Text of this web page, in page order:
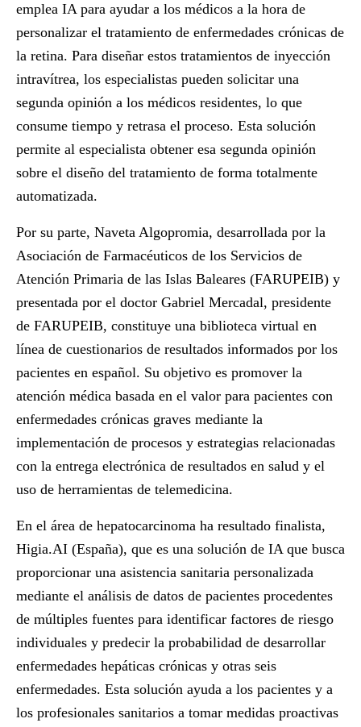
emplea IA para ayudar a los médicos a la hora de
personalizar el tratamiento de enfermedades crónicas de
la retina. Para diseñar estos tratamientos de inyección
intravítrea, los especialistas pueden solicitar una
segunda opinión a los médicos residentes, lo que
consume tiempo y retrasa el proceso. Esta solución
permite al especialista obtener esa segunda opinión
sobre el diseño del tratamiento de forma totalmente
automatizada.
Por su parte, Naveta Algopromia, desarrollada por la
Asociación de Farmacéuticos de los Servicios de
Atención Primaria de las Islas Baleares (FARUPEIB) y
presentada por el doctor Gabriel Mercadal, presidente
de FARUPEIB, constituye una biblioteca virtual en
línea de cuestionarios de resultados informados por los
pacientes en español. Su objetivo es promover la
atención médica basada en el valor para pacientes con
enfermedades crónicas graves mediante la
implementación de procesos y estrategias relacionadas
con la entrega electrónica de resultados en salud y el
uso de herramientas de telemedicina.
En el área de hepatocarcinoma ha resultado finalista,
Higia.AI (España), que es una solución de IA que busca
proporcionar una asistencia sanitaria personalizada
mediante el análisis de datos de pacientes procedentes
de múltiples fuentes para identificar factores de riesgo
individuales y predecir la probabilidad de desarrollar
enfermedades hepáticas crónicas y otras seis
enfermedades. Esta solución ayuda a los pacientes y a
los profesionales sanitarios a tomar medidas proactivas